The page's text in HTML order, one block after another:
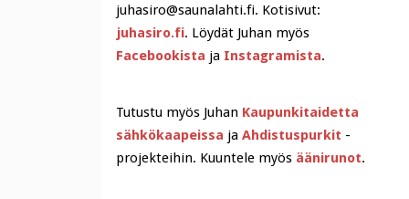
juhasiro@saunalahti.fi. Kotisivut:
juhasiro.fi. Löydät Juhan myös
Facebookista ja Instagramista.
Tutustu myös Juhan Kaupunkitaidetta
sähkökaapeissa ja Ahdistuspurkit -
projekteihin. Kuuntele myös äänirunot.